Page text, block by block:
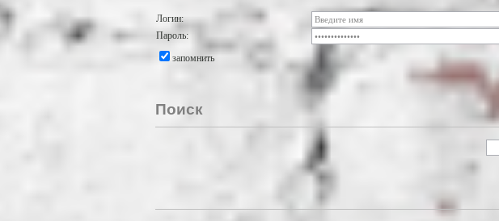
Логин:
Пароль:
запомнить
Поиск